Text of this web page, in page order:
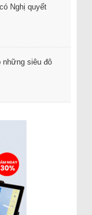
Nghị quyết
những siêu đô